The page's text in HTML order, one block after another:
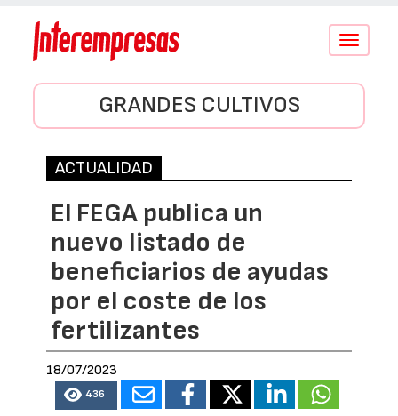
Conmutar
GRANDES CULTIVOS
ACTUALIDAD
El FEGA publica un
nuevo listado de
beneficiarios de ayudas
por el coste de los
fertilizantes
18/07/2023
436